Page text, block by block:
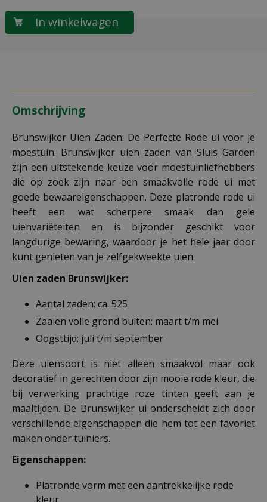
Omschrijving
Brunswijker Uien Zaden: De Perfecte Rode ui voor je
moestuin. Brunswijker uien zaden van Sluis Garden
zijn een uitstekende keuze voor moestuinliefhebbers
die op zoek zijn naar een smaakvolle rode ui met
goede bewaareigenschappen. Deze platronde rode ui
heeft een wat scherpere smaak dan gele
uienvariëteiten en is bijzonder geschikt voor
langdurige bewaring, waardoor je het hele jaar door
kunt genieten van je zelfgekweekte uien.
Uien zaden Brunswijker:
Aantal zaden: ca. 525
Zaaien volle grond buiten: maart t/m mei
Oogsttijd: juli t/m september
Deze uiensoort is niet alleen smaakvol maar ook
decoratief in gerechten door zijn mooie rode kleur, die
bij verwerking prachtige roze tinten geeft aan je
maaltijden. De Brunswijker ui onderscheidt zich door
verschillende eigenschappen die hem tot een favoriet
maken onder tuiniers.
Eigenschappen:
Platronde vorm met een aantrekkelijke rode